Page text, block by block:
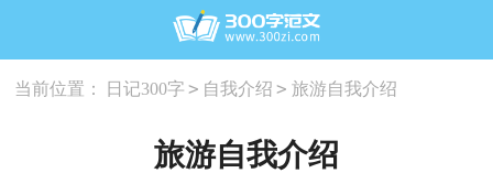
当前位置： 日记300字 > 自我介绍 > 旅游自我介绍
旅游自我介绍